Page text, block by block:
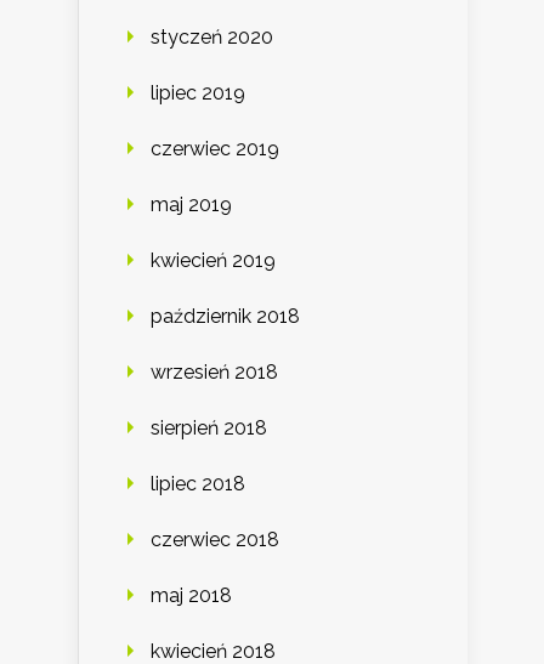
styczeń 2020
lipiec 2019
czerwiec 2019
maj 2019
kwiecień 2019
październik 2018
wrzesień 2018
sierpień 2018
lipiec 2018
czerwiec 2018
maj 2018
kwiecień 2018